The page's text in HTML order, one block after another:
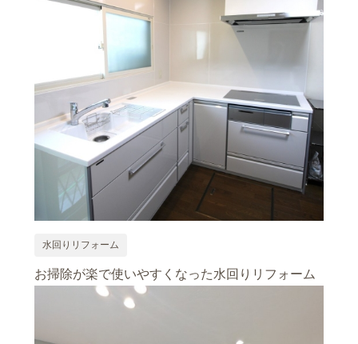
水回りリフォーム
お掃除が楽で使いやすくなった水回りリフォーム